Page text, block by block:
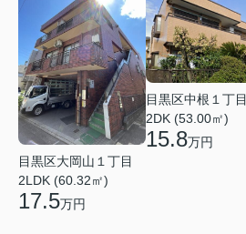
目黒区大岡山１丁目
2LDK (60.32㎡)
17.5万円
目黒区中根１丁目
2DK (53.00㎡)
15.8万円